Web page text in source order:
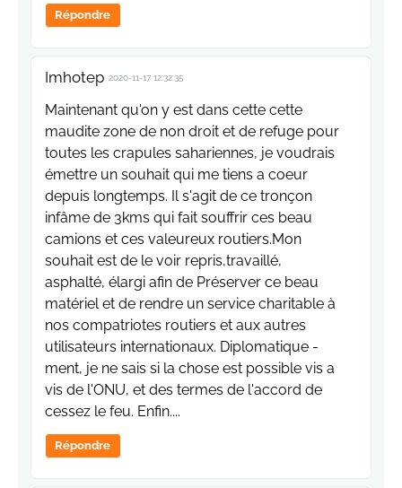
Répondre
Imhotep 2020-11-17 12:32:35
Maintenant qu'on y est dans cette cette
maudite zone de non droit et de refuge pour
toutes les crapules sahariennes, je voudrais
émettre un souhait qui me tiens a coeur
depuis longtemps. Il s'agit de ce tronçon
infâme de 3kms qui fait souffrir ces beau
camions et ces valeureux routiers.Mon
souhait est de le voir repris,travaillé,
asphalté, élargi afin de Préserver ce beau
matériel et de rendre un service charitable à
nos compatriotes routiers et aux autres
utilisateurs internationaux. Diplomatique -
ment, je ne sais si la chose est possible vis a
vis de l'ONU, et des termes de l'accord de
cessez le feu. Enfin....
Répondre